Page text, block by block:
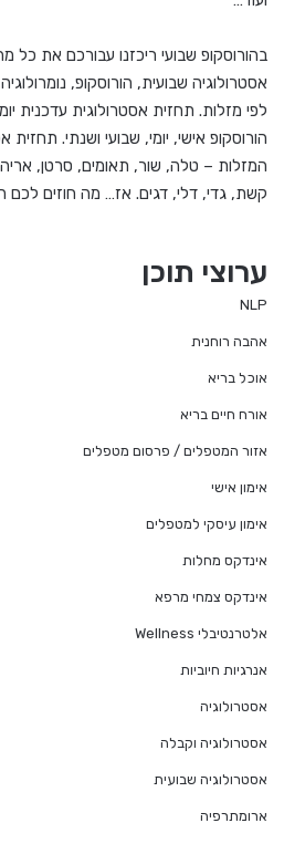
בהורוסקופ שבועי ריכזנו עבורכם את
אסטרולוגיה שבועית, הורוסקופ,
לפי מזלות. תחזית אסטרולוגית עדכנית
הורוסקופ אישי, יומי, שבועי ושנתי.
המזלות – טלה, שור, תאומים, סרטן,
קשת, גדי, דלי, דגים. אז… מה חוזים לכם
ערוצי תוכן
NLP
אהבה רוחנית
אוכל בריא
אורח חיים בריא
אזור המטפלים / פרסום מטפלים
אימון אישי
אימון עיסקי למטפלים
אינדקס מחלות
אינדקס צמחי מרפא
אלטרנטיבלי Wellness
אנרגיות חיוביות
אסטרולוגיה
אסטרולוגיה וקבלה
אסטרולוגיה שבועית
ארומתרפיה